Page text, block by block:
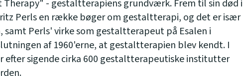
Therapy" - gestaltterapiens grundværk. Frem til sin død i
Perls en række bøger om gestaltterapi, og det er især
samt Perls' virke som gestaltterapeut på Esalen i
af 1960'erne, at gestaltterapien blev kendt. I
efter sigende cirka 600 gestaltterapeutiske institutter